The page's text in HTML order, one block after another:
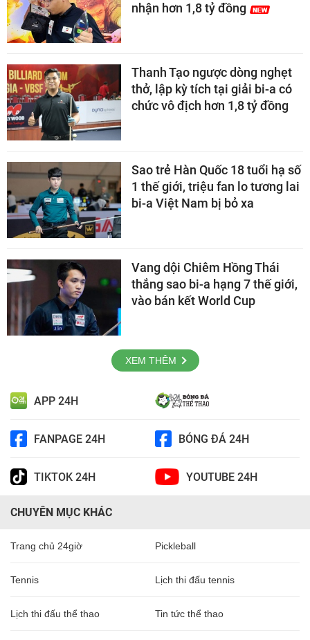
nhận hơn 1,8 tỷ đồng
Thanh Tạo ngược dòng nghẹt
thở, lập kỳ tích tại giải bi-a có
chức vô địch hơn 1,8 tỷ đồng
Sao trẻ Hàn Quốc 18 tuổi hạ số
1 thế giới, triệu fan lo tương lai
bi-a Việt Nam bị bỏ xa
Vang dội Chiêm Hồng Thái
thắng sao bi-a hạng 7 thế giới,
vào bán kết World Cup
XEM THÊM
APP 24H
FANPAGE 24H BÓNG ĐÁ 24H
TIKTOK 24H YOUTUBE 24H
CHUYÊN MỤC KHÁC
Trang chủ 24giờ Pickleball
Tennis Lịch thi đấu tennis
Lịch thi đấu thể thao Tin tức thể thao